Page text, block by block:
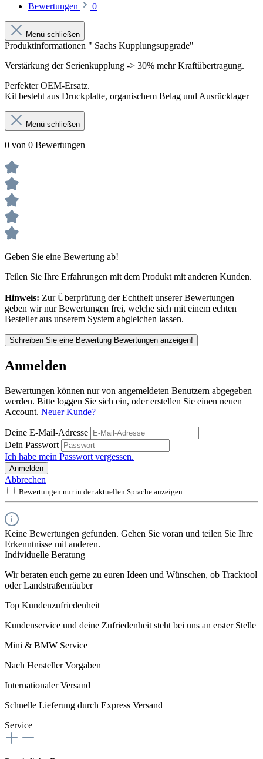
Bewertungen
0
Menü schließen
Produktinformationen " Sachs Kupplungsupgrade"
Verstärkung der Serienkupplung -> 30% mehr Kraftübertragung.
Perfekter OEM-Ersatz.
Kit besteht aus Druckplatte, organischem Belag und Ausrücklager
Menü schließen
0 von 0 Bewertungen
Geben Sie eine Bewertung ab!
Teilen Sie Ihre Erfahrungen mit dem Produkt mit anderen Kunden.
Hinweis: Zur Überprüfung der Echtheit unserer Bewertungen
geben wir nur Bewertungen frei, welche sich mit einem echten
Besteller aus unserem System abgleichen lassen.
Schreiben Sie eine Bewertung Bewertungen anzeigen!
Anmelden
Bewertungen können nur von angemeldeten Benutzern abgegeben
werden. Bitte loggen Sie sich ein, oder erstellen Sie einen neuen
Account. Neuer Kunde?
Deine E-Mail-Adresse
Dein Passwort
Ich habe mein Passwort vergessen.
Anmelden
Abbrechen
Bewertungen nur in der aktuellen Sprache anzeigen.
Keine Bewertungen gefunden. Gehen Sie voran und teilen Sie Ihre
Erkenntnisse mit anderen.
Individuelle Beratung
Wir beraten euch gerne zu euren Ideen und Wünschen, ob Tracktool
oder Landstraßenräuber
Top Kundenzufriedenheit
Kundenservice und deine Zufriedenheit steht bei uns an erster Stelle
Mini & BMW Service
Nach Hersteller Vorgaben
Internationaler Versand
Schnelle Lieferung durch Express Versand
Service